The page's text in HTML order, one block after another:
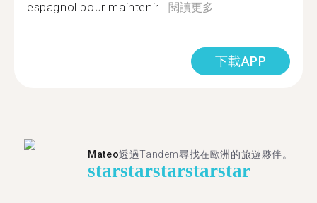
espagnol pour maintenir...閱讀更多
下載APP
Mateo透過Tandem尋找在歐洲的旅遊夥伴。
starstarstarstarstar